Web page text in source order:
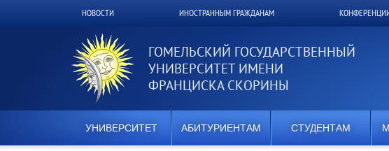
Верхнее
меню
НОВОСТИ ИНОСТРАННЫМ ГРАЖДАНАМ
ГОМЕЛЬСКИЙ ГОСУДАРСТВЕННЫЙ
УНИВЕРСИТЕТ ИМЕНИ
ФРАНЦИСКА СКОРИНЫ
УНИВЕРСИТЕТ АБИТУРИЕНТАМ СТУДЕНТАМ